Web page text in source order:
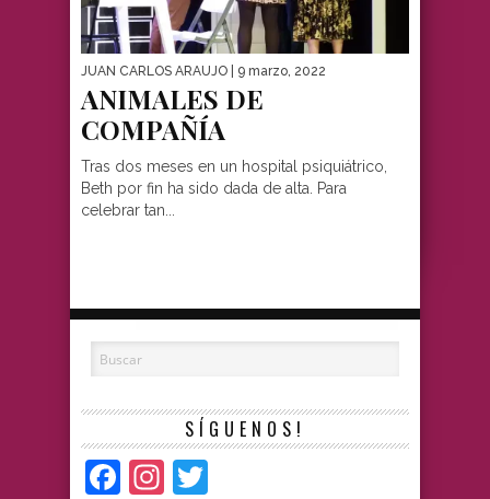
JUAN CARLOS ARAUJO | 9 marzo, 2022
ANIMALES DE
COMPAÑÍA
Tras dos meses en un hospital psiquiátrico,
Beth por fin ha sido dada de alta. Para
celebrar tan...
SÍGUENOS!
Facebook
Instagram